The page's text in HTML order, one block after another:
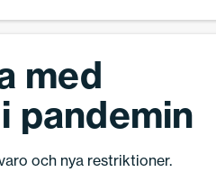
ge mildare
med
pandemin
och nya restriktioner.